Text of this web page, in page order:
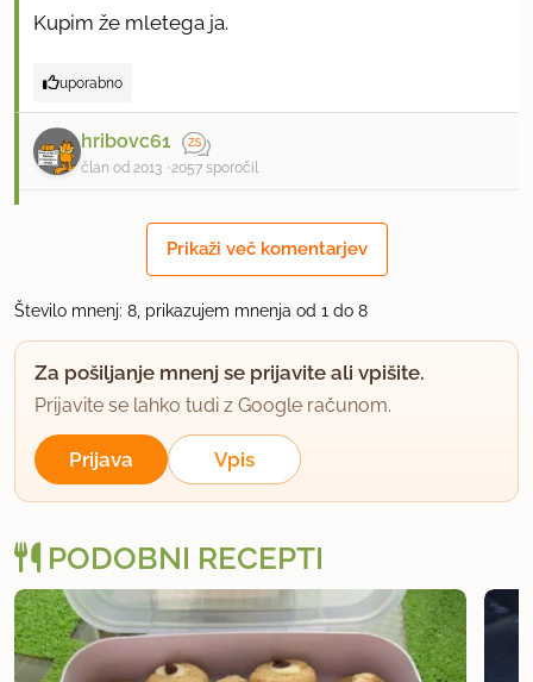
Kupim že mletega ja.
uporabno
hribovc61
član od 2013 2057 sporočil
Njami, mak in limona..............bo treba probat :)
hribovc61
13.3.2015 ob 7:41
uporabno
the tina
član od 2013 302 sporočil
Prikaži več komentarjev
Število mnenj: 8, prikazujem mnenja od 1 do 8
Za pošiljanje mnenj se prijavite ali vpišite.
Prijavite se lahko tudi z Google računom.
Prijava Vpis
PODOBNI RECEPTI